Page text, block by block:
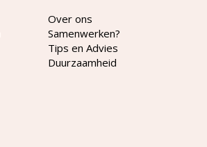
Over ons
Samenwerken?
Tips en Advies
Duurzaamheid